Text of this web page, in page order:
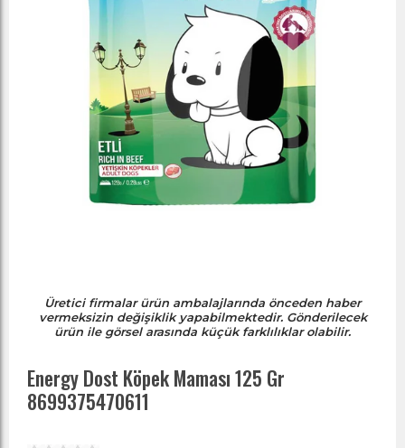
Üretici firmalar ürün ambalajlarında önceden haber
vermeksizin değişiklik yapabilmektedir. Gönderilecek
ürün ile görsel arasında küçük farklılıklar olabilir.
Energy Dost Köpek Maması 125 Gr
8699375470611